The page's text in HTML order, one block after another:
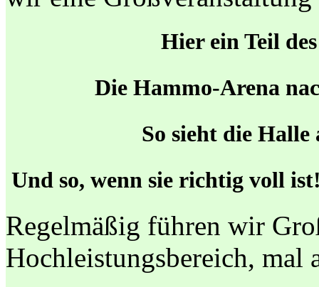
Hier ein Teil
Die Hammo-Arena
So sieht die Halle
Und so, wenn sie richtig voll
Regelmäßig führen wir
Hochleistungsbereich, mal